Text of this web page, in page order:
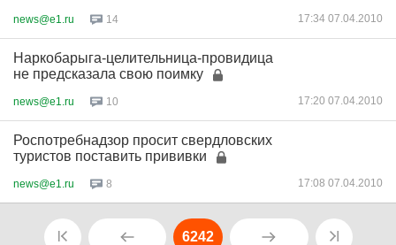
news@e1.ru 14 17:34 07.04.2010
Наркобарыга-целительница-провидица
не предсказала свою поимку
news@e1.ru 10 17:20 07.04.2010
Роспотребнадзор просит свердловских
туристов поставить прививки
news@e1.ru 8 17:08 07.04.2010
6242